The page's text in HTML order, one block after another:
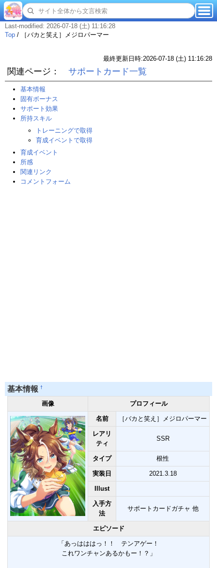
Last-modified: 2026-07-18 (土) 11:16:28
Top / ［バカと笑え］メジロパーマー
最終更新日時:2026-07-18 (土) 11:16:28
関連ページ： サポートカード一覧
基本情報
固有ボーナス
サポート効果
所持スキル
トレーニングで取得
育成イベントで取得
育成イベント
所感
関連リンク
コメントフォーム
基本情報 †
画像 プロフィール
名前 ［バカと笑え］メジロパーマー
レアリ
ティ
SSR
タイプ 根性
実装日 2021.3.18
Illust
入手方
法
サポートカードガチャ 他
エピソード
「あっはははっ！！ テンアゲー！
これワンチャンあるかもー！？」